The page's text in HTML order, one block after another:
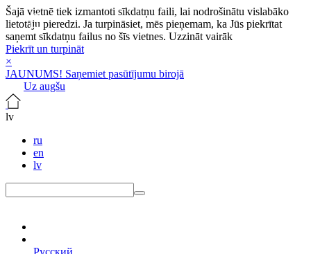
Šajā vietnē tiek izmantoti sīkdatņu faili, lai nodrošinātu vislabāko
lietotāju pieredzi. Ja turpināsiet, mēs pieņemam, ka Jūs piekrītat
saņemt sīkdatņu failus no šīs vietnes. Uzzināt vairāk
Piekrīt un turpināt
×
JAUNUMS! Saņemiet pasūtījumu birojā
Uz augšu
lv
ru
en
lv
Русский